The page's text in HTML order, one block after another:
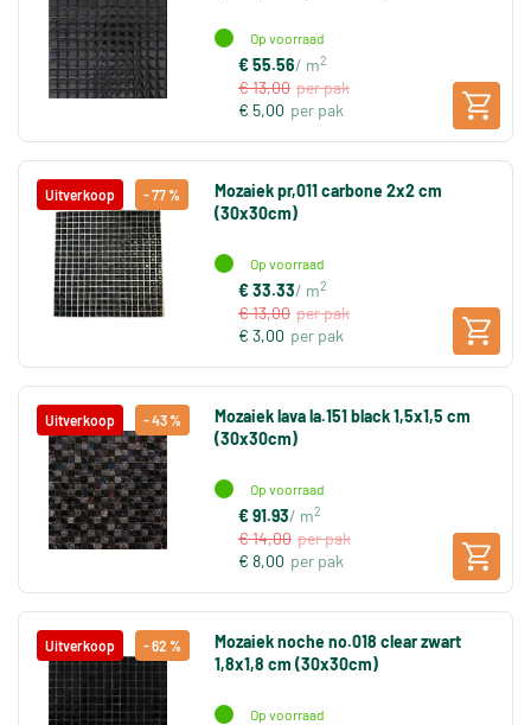
Op voorraad
€ 55.56/ m2
€ 13,00 per pak
€ 5,00 per pak
Uitverkoop - 77 %
Mozaiek pr,011 carbone 2x2 cm
(30x30cm)
Op voorraad
€ 33.33/ m2
€ 13,00 per pak
€ 3,00 per pak
Uitverkoop - 43 %
Mozaiek lava la.151 black 1,5x1,5 cm
(30x30cm)
Op voorraad
€ 91.93/ m2
€ 14,00 per pak
€ 8,00 per pak
Uitverkoop - 62 %
Mozaiek noche no.018 clear zwart
1,8x1,8 cm (30x30cm)
Op voorraad